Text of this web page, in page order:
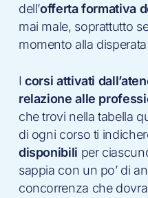
dell’offerta formativa
mai male, soprattutto
momento alla
Icorsi attivati
relazione alle
che trovi nella tabella
di ogni corso ti
disponibili per
sappia con un po’ di
concorrenza che